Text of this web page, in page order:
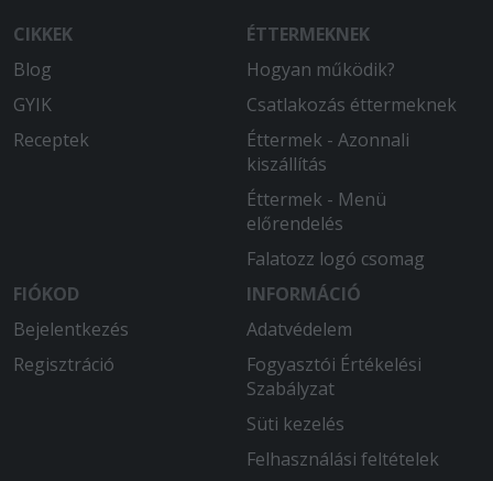
CIKKEK
Blog
GYIK
Receptek
ÉTTERMEKNEK
Hogyan működik?
Csatlakozás éttermeknek
Éttermek - Azonnali
kiszállítás
Éttermek - Menü
előrendelés
Falatozz logó csomag
FIÓKOD
Bejelentkezés
Regisztráció
INFORMÁCIÓ
Adatvédelem
Fogyasztói Értékelési
Szabályzat
Süti kezelés
Felhasználási feltételek